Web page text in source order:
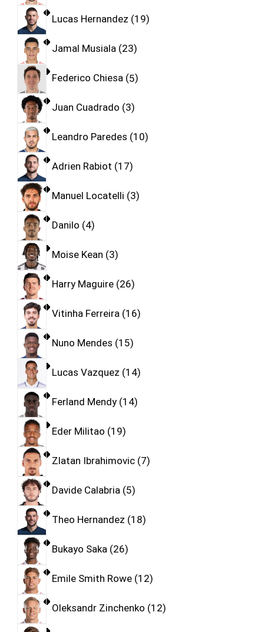
Lucas Hernandez 19
Jamal Musiala 23
Federico Chiesa 5
Juan Cuadrado 3
Leandro Paredes 10
Adrien Rabiot 17
Manuel Locatelli 3
Danilo 4
Moise Kean 3
Harry Maguire 26
Vitinha Ferreira 16
Nuno Mendes 15
Lucas Vazquez 14
Ferland Mendy 14
Eder Militao 19
Zlatan Ibrahimovic 7
Davide Calabria 5
Theo Hernandez 18
Bukayo Saka 26
Emile Smith Rowe 12
Oleksandr Zinchenko 12